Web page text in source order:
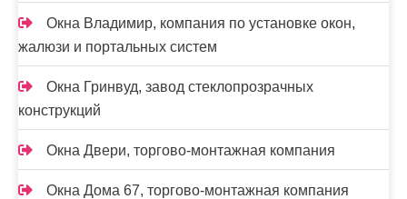
Окна Владимир, компания по установке окон,
жалюзи и портальных систем
Окна Гринвуд, завод стеклопрозрачных
конструкций
Окна Двери, торгово-монтажная компания
Окна Дома 67, торгово-монтажная компания